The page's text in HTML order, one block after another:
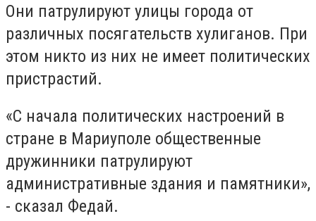
Они патрулируют улицы города от
различных посягательств хулиганов. При
этом никто из них не имеет политических
пристрастий.
«С начала политических настроений в
стране в Мариуполе общественные
дружинники патрулируют
административные здания и памятники»,
- сказал Федай.